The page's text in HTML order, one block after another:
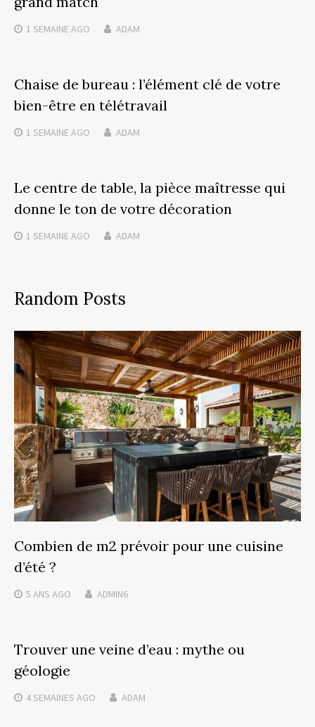
1 SEMAINE AGO ADAM
Chaise de bureau : l’élément clé de votre
bien-être en télétravail
1 SEMAINE AGO ADAM
Le centre de table, la pièce maîtresse qui
donne le ton de votre décoration
1 SEMAINE AGO ADAM
Random Posts
Combien de m2 prévoir pour une cuisine
d’été ?
5 ANS AGO ADMIN6
Trouver une veine d’eau : mythe ou
géologie
4 SEMAINES AGO ADAM